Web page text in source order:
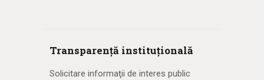
Transparență instituțională
Solicitare informaţii de interes public